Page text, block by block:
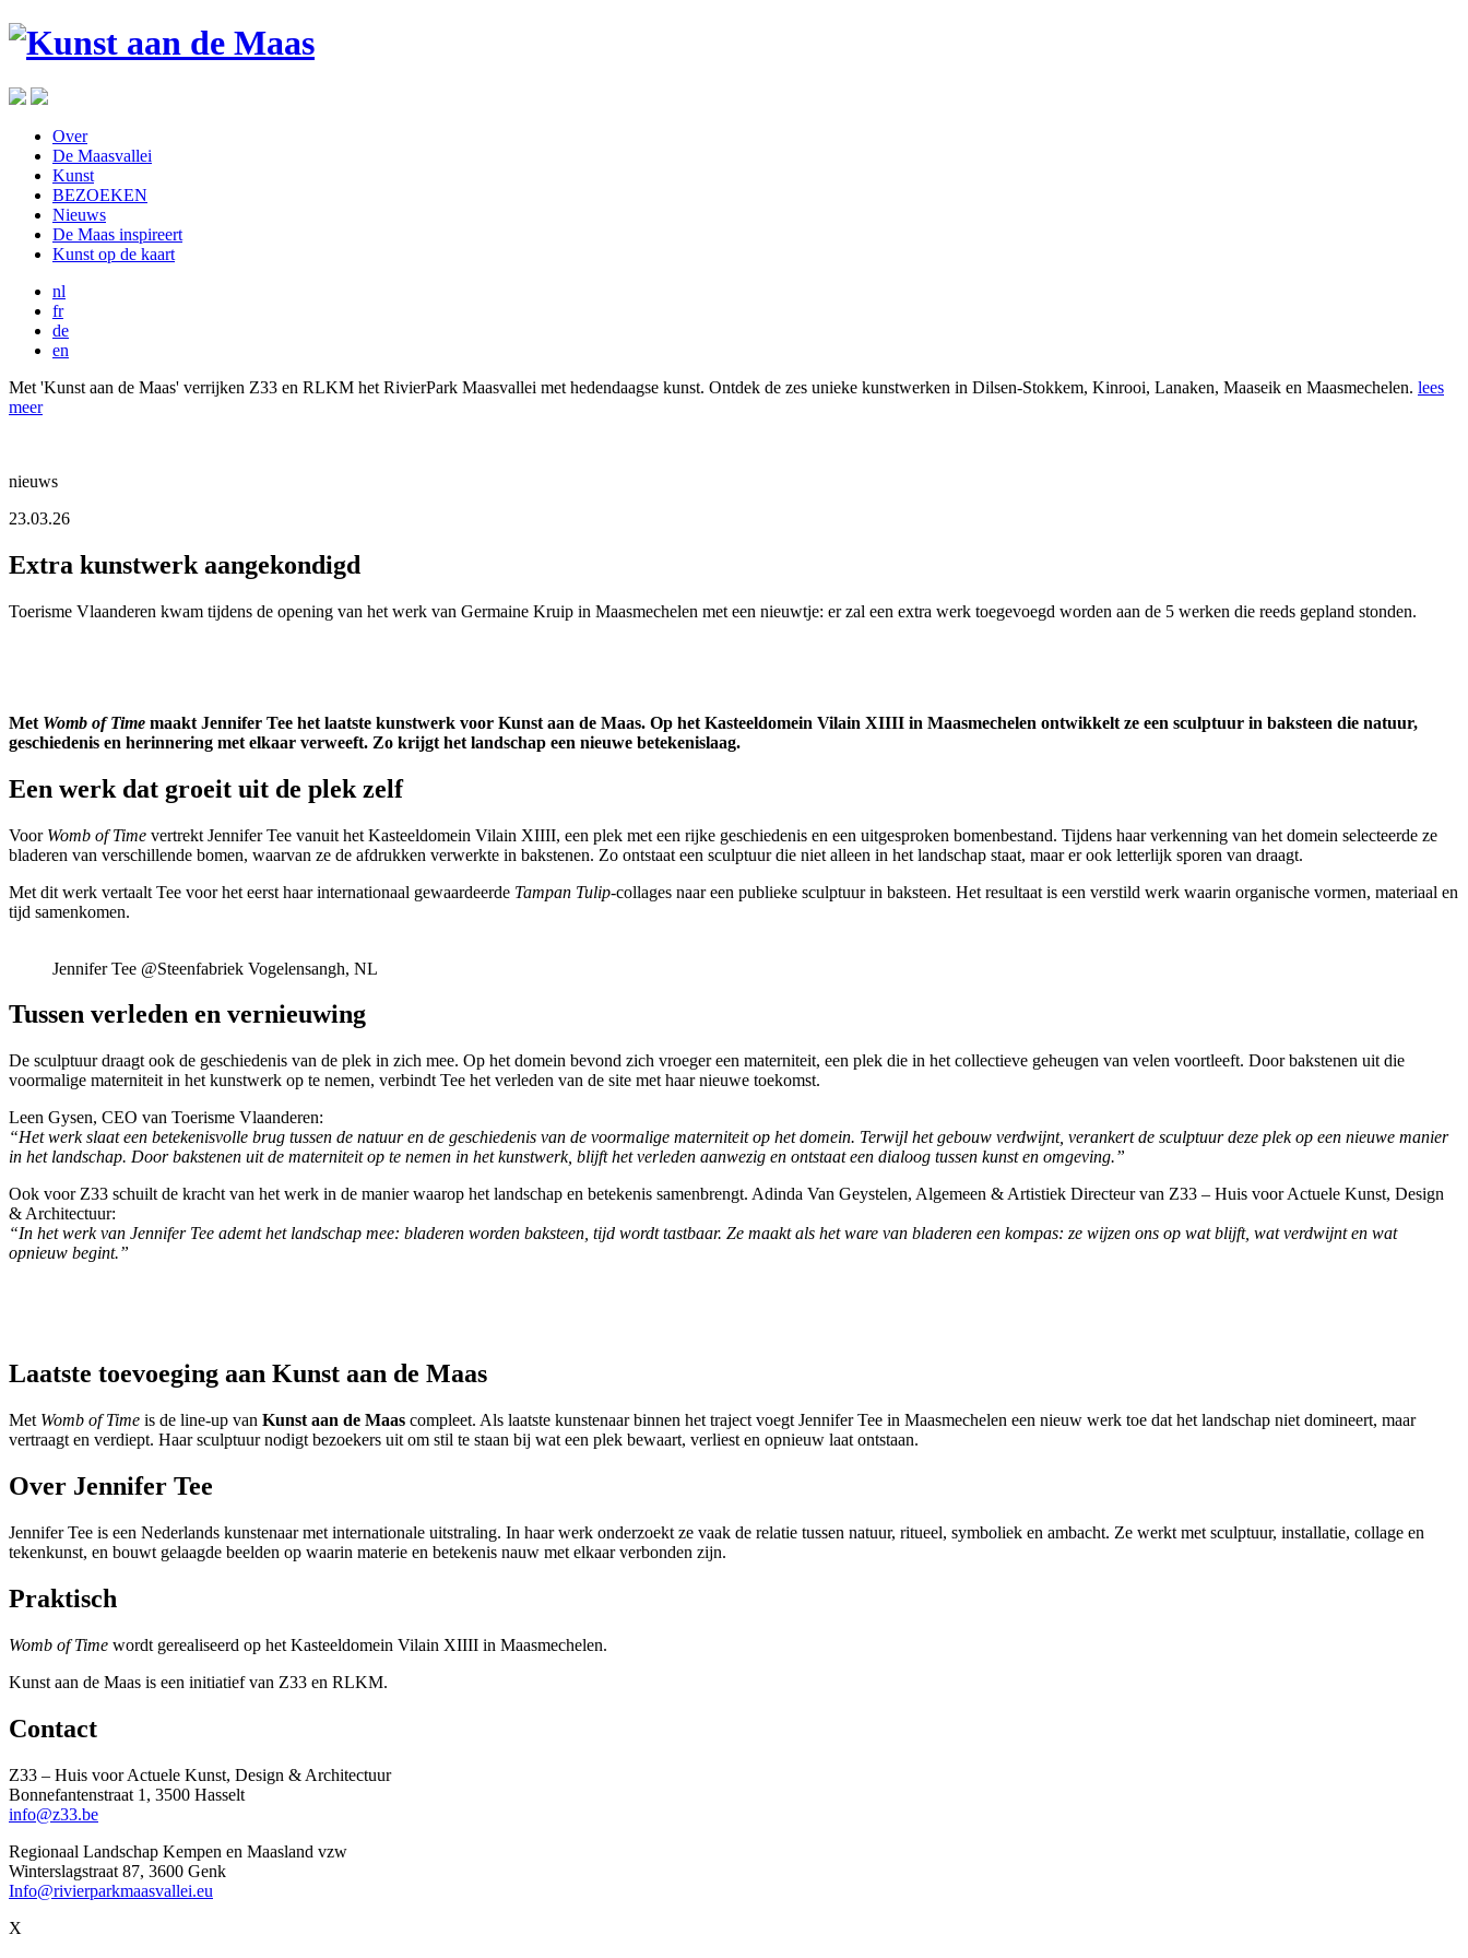
Over
De Maasvallei
Kunst
BEZOEKEN
Nieuws
De Maas inspireert
Kunst op de kaart
nl
fr
de
en
Met 'Kunst aan de Maas' verrijken Z33 en RLKM het RivierPark Maasvallei met hedendaagse kunst. Ontdek de zes unieke kunstwerken in Dilsen-Stokkem, Kinrooi, Lanaken, Maaseik en Maasmechelen. lees
meer
nieuws
23.03.26
Extra kunstwerk aangekondigd
Toerisme Vlaanderen kwam tijdens de opening van het werk van Germaine Kruip in Maasmechelen met een nieuwtje: er zal een extra werk toegevoegd worden aan de 5 werken die reeds gepland stonden.
Met Womb of Time maakt Jennifer Tee het laatste kunstwerk voor Kunst aan de Maas. Op het Kasteeldomein Vilain XIIII in Maasmechelen ontwikkelt ze een sculptuur in baksteen die natuur,
geschiedenis en herinnering met elkaar verweeft. Zo krijgt het landschap een nieuwe betekenislaag.
Een werk dat groeit uit de plek zelf
Voor Womb of Time vertrekt Jennifer Tee vanuit het Kasteeldomein Vilain XIIII, een plek met een rijke geschiedenis en een uitgesproken bomenbestand. Tijdens haar verkenning van het domein selecteerde ze
bladeren van verschillende bomen, waarvan ze de afdrukken verwerkte in bakstenen. Zo ontstaat een sculptuur die niet alleen in het landschap staat, maar er ook letterlijk sporen van draagt.
Met dit werk vertaalt Tee voor het eerst haar internationaal gewaardeerde Tampan Tulip-collages naar een publieke sculptuur in baksteen. Het resultaat is een verstild werk waarin organische vormen, materiaal en
tijd samenkomen.
Jennifer Tee @Steenfabriek Vogelensangh, NL
Tussen verleden en vernieuwing
De sculptuur draagt ook de geschiedenis van de plek in zich mee. Op het domein bevond zich vroeger een materniteit, een plek die in het collectieve geheugen van velen voortleeft. Door bakstenen uit die
voormalige materniteit in het kunstwerk op te nemen, verbindt Tee het verleden van de site met haar nieuwe toekomst.
Leen Gysen, CEO van Toerisme Vlaanderen:
“Het werk slaat een betekenisvolle brug tussen de natuur en de geschiedenis van de voormalige materniteit op het domein. Terwijl het gebouw verdwijnt, verankert de sculptuur deze plek op een nieuwe manier
in het landschap. Door bakstenen uit de materniteit op te nemen in het kunstwerk, blijft het verleden aanwezig en ontstaat een dialoog tussen kunst en omgeving.”
Ook voor Z33 schuilt de kracht van het werk in de manier waarop het landschap en betekenis samenbrengt. Adinda Van Geystelen, Algemeen & Artistiek Directeur van Z33 – Huis voor Actuele Kunst, Design
& Architectuur:
“In het werk van Jennifer Tee ademt het landschap mee: bladeren worden baksteen, tijd wordt tastbaar. Ze maakt als het ware van bladeren een kompas: ze wijzen ons op wat blijft, wat verdwijnt en wat
opnieuw begint.”
Laatste toevoeging aan Kunst aan de Maas
Met Womb of Time is de line-up van Kunst aan de Maas compleet. Als laatste kunstenaar binnen het traject voegt Jennifer Tee in Maasmechelen een nieuw werk toe dat het landschap niet domineert, maar
vertraagt en verdiept. Haar sculptuur nodigt bezoekers uit om stil te staan bij wat een plek bewaart, verliest en opnieuw laat ontstaan.
Over Jennifer Tee
Jennifer Tee is een Nederlands kunstenaar met internationale uitstraling. In haar werk onderzoekt ze vaak de relatie tussen natuur, ritueel, symboliek en ambacht. Ze werkt met sculptuur, installatie, collage en
tekenkunst, en bouwt gelaagde beelden op waarin materie en betekenis nauw met elkaar verbonden zijn.
Praktisch
Womb of Time wordt gerealiseerd op het Kasteeldomein Vilain XIIII in Maasmechelen.
Kunst aan de Maas is een initiatief van Z33 en RLKM.
Contact
Z33 – Huis voor Actuele Kunst, Design & Architectuur
Bonnefantenstraat 1, 3500 Hasselt
info@z33.be
Regionaal Landschap Kempen en Maasland vzw
Winterslagstraat 87, 3600 Genk
Info@rivierparkmaasvallei.eu
X